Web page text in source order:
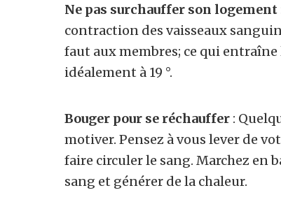
Ne pas surchauffer son logement
contraction des vaisseaux
faut aux membres; ce qui
idéalement à 19 °.
Bouger pour se réchauffer :
motiver. Pensez à vous lever de
faire circuler le sang. Marchez en
sang et générer de la chaleur.